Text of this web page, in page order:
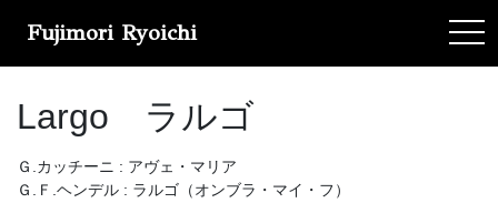
Fujimori Ryoichi
Largo ラルゴ
Ｇ.カッチーニ : アヴェ・マリア
Ｇ.Ｆ.ヘンデル : ラルゴ（オンブラ・マイ・フ）